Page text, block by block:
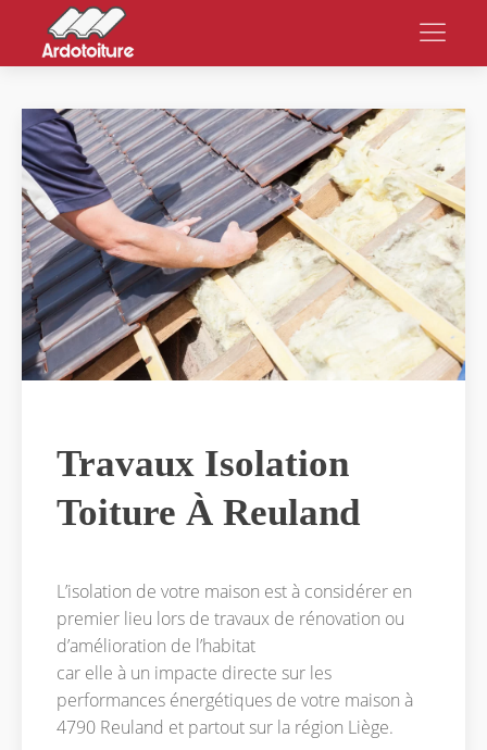
Travaux Isolation
Toiture À Reuland
L’isolation de votre maison est à considérer en
premier lieu lors de travaux de rénovation ou
d’amélioration de l’habitat
car elle à un impacte directe sur les
performances énergétiques de votre maison à
4790 Reuland et partout sur la région Liège.